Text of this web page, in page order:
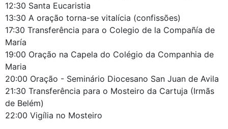
12:30 Santa Eucaristia
13:30 A oração torna-se vitalícia (confissões)
17:30 Transferência para o Colegio de la Compañía de
María
19:00 Oração na Capela do Colégio da Companhia de
Maria
20:00 Oração - Seminário Diocesano San Juan de Avila
21:30 Transferência para o Mosteiro da Cartuja (Irmãs
de Belém)
22:00 Vigília no Mosteiro